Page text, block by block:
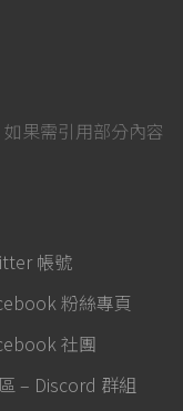
果需引用部分內容
帳號
粉絲專頁
社團
– Discord 群組